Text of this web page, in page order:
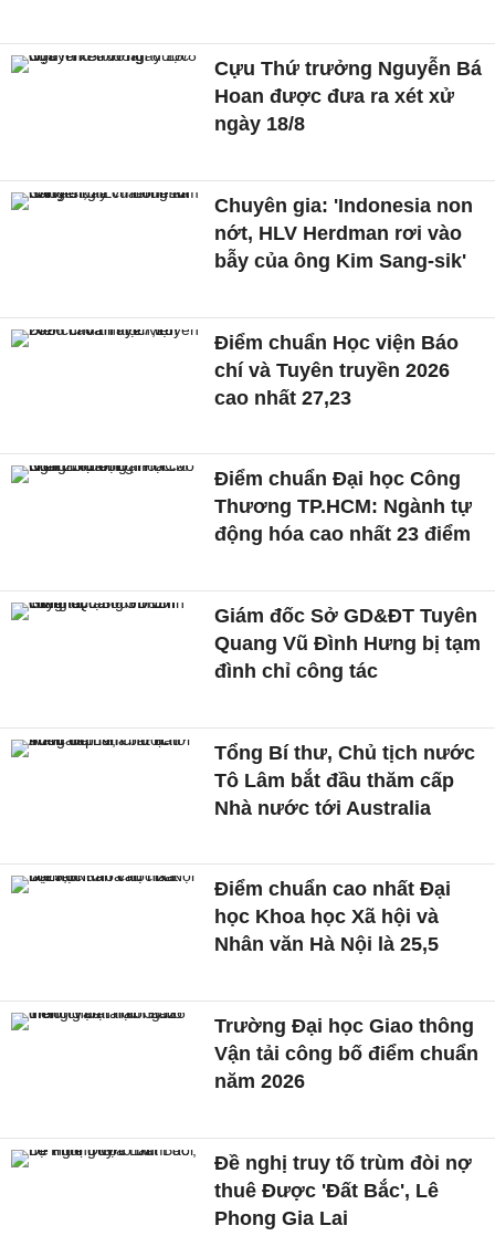
Cựu Thứ trưởng Nguyễn Bá
Hoan được đưa ra xét xử
ngày 18/8
Chuyên gia: 'Indonesia non
nớt, HLV Herdman rơi vào
bẫy của ông Kim Sang-sik'
Điểm chuẩn Học viện Báo
chí và Tuyên truyền 2026
cao nhất 27,23
Điểm chuẩn Đại học Công
Thương TP.HCM: Ngành tự
động hóa cao nhất 23 điểm
Giám đốc Sở GD&ĐT Tuyên
Quang Vũ Đình Hưng bị tạm
đình chỉ công tác
Tổng Bí thư, Chủ tịch nước
Tô Lâm bắt đầu thăm cấp
Nhà nước tới Australia
Điểm chuẩn cao nhất Đại
học Khoa học Xã hội và
Nhân văn Hà Nội là 25,5
Trường Đại học Giao thông
Vận tải công bố điểm chuẩn
năm 2026
Đề nghị truy tố trùm đòi nợ
thuê Được 'Đất Bắc', Lê
Phong Gia Lai